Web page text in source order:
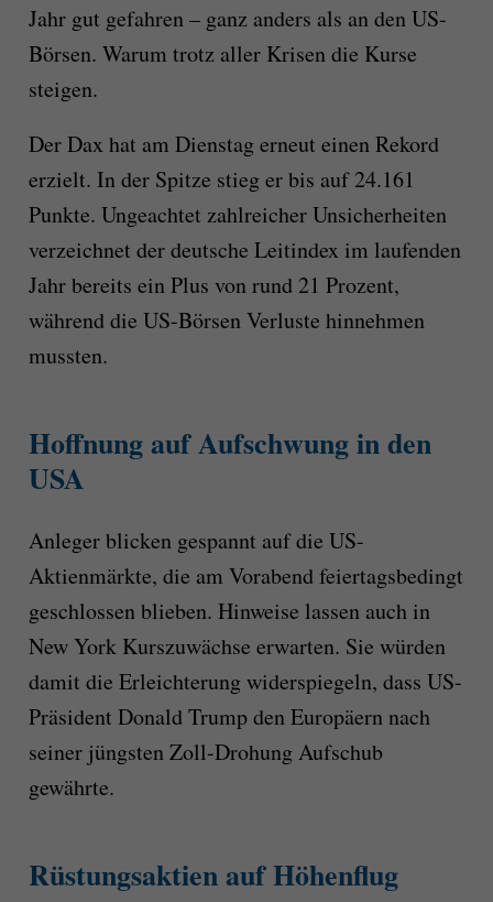
Jahr gut gefahren – ganz anders als an den US-
Börsen. Warum trotz aller Krisen die Kurse
steigen.
Der Dax hat am Dienstag erneut einen Rekord
erzielt. In der Spitze stieg er bis auf 24.161
Punkte. Ungeachtet zahlreicher Unsicherheiten
verzeichnet der deutsche Leitindex im laufenden
Jahr bereits ein Plus von rund 21 Prozent,
während die US-Börsen Verluste hinnehmen
mussten.
Hoffnung auf Aufschwung in den
USA
Anleger blicken gespannt auf die US-
Aktienmärkte, die am Vorabend feiertagsbedingt
geschlossen blieben. Hinweise lassen auch in
New York Kurszuwächse erwarten. Sie würden
damit die Erleichterung widerspiegeln, dass US-
Präsident Donald Trump den Europäern nach
seiner jüngsten Zoll-Drohung Aufschub
gewährte.
Rüstungsaktien auf Höhenflug